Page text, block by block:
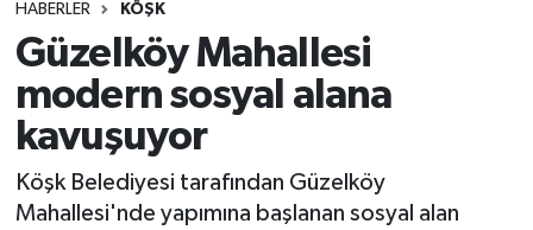
HABERLER KÖŞK
Güzelköy Mahallesi
modern sosyal alana
kavuşuyor
Köşk Belediyesi tarafından Güzelköy
Mahallesi'nde yapımına başlanan sosyal alan
Tüm Manşetler
Son Dakika Haberleri
Haber Arşivi